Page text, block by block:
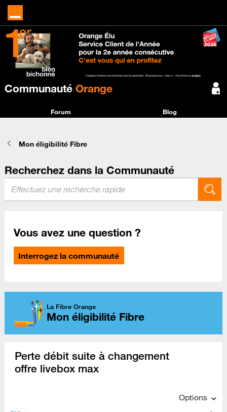
Communauté Orange
Forum Blog
Mon éligibilité Fibre
Recherchez dans la Communauté
Vous avez une question ?
Interrogez la communauté
La Fibre Orange
Mon éligibilité Fibre
Perte débit suite à changement
offre livebox max
Options